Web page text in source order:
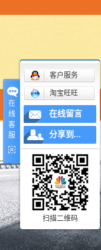
在
线
客
服
客户服务
淘宝旺旺
在线留言
分享到...
扫描二维码